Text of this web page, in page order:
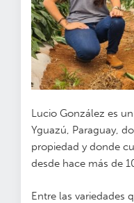
Lucio González es
Yguazú, Paraguay,
propiedad y donde
desde hace más de
Entre las variedades